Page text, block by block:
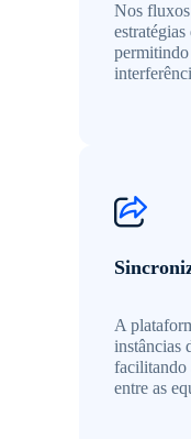
Nos
permitindo
A
instâncias
facilitando
entre as